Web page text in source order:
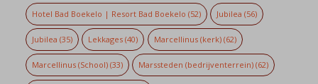
Hotel Bad Boekelo | Resort Bad Boekelo (52) Jubilea (56)
Jubilea (35) Lekkages (40) Marcellinus (kerk)(62)
Marcellinus (School)(33) Marssteden (bedrijventerrein) (62)